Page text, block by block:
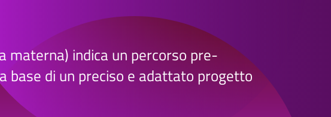
materna) indica un percorso pre-
base di un preciso e adattato progetto